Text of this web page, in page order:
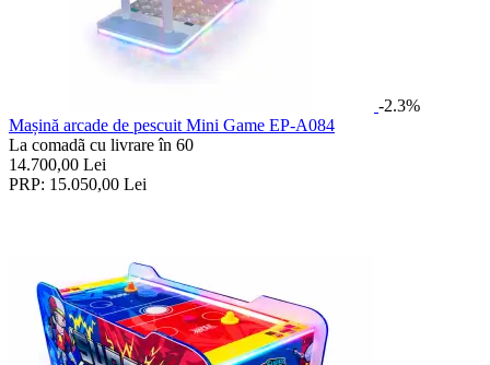
-2.3%
Mașină arcade de pescuit Mini Game EP-A084
La comadã cu livrare în 60
14.700,00 Lei
PRP: 15.050,00 Lei